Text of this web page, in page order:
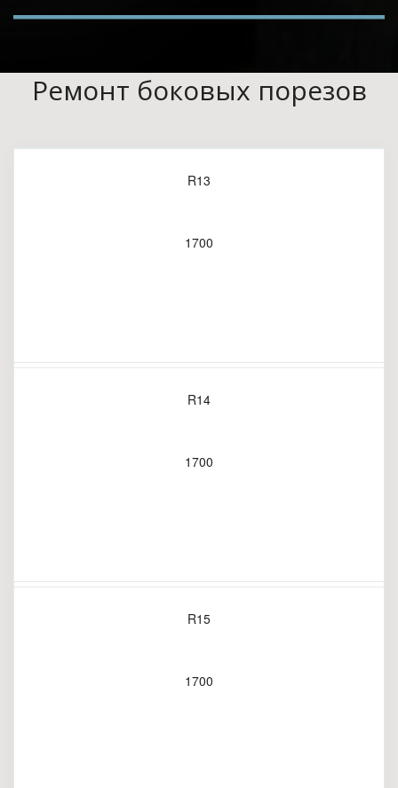
Ремонт боковых порезов
R13
1700
R14
1700
R15
1700